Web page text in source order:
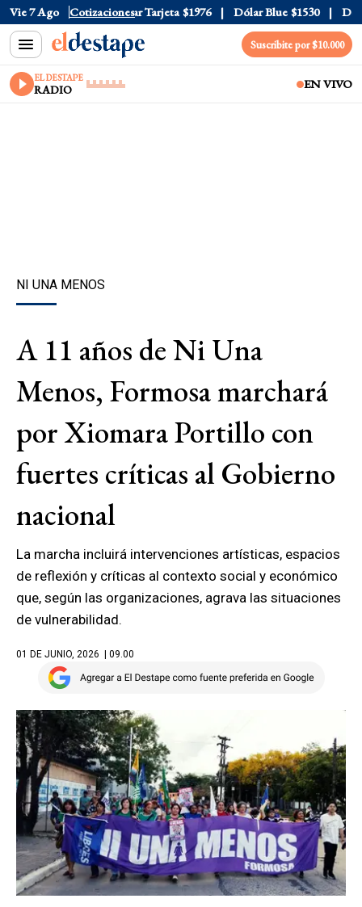
Vie 7 Ago Cotizaciones
Oficial $1520 Dólar Tarjeta $1976 Dólar Blue $1530 Dólar
Suscribite por $10.000
EL DESTAPE
RADIO EN VIVO
NI UNA MENOS
A 11 años de Ni Una
Menos, Formosa marchará
por Xiomara Portillo con
fuertes críticas al Gobierno
nacional
La marcha incluirá intervenciones artísticas, espacios
de reflexión y críticas al contexto social y económico
que, según las organizaciones, agrava las situaciones
de vulnerabilidad.
01 DE JUNIO, 2026 | 09.00